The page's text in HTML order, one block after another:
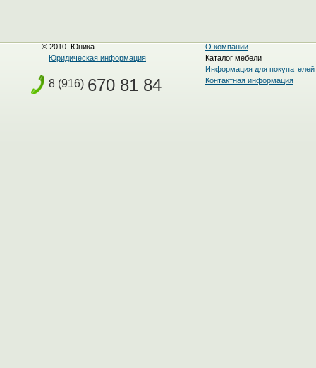
© 2010. Юника
Юридическая информация
8 (916) 670 81 84
О компании
Каталог мебели
Информация для покупателей
Контактная информация